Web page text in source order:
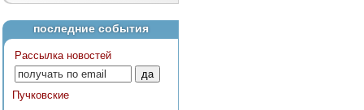
последние события
Рассылка новостей
Пучковские